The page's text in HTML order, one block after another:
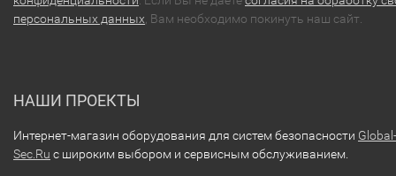
персональных данных , Вам необходимо покинуть наш сайт.
НАШИ ПРОЕКТЫ
Интернет-магазин оборудования для систем безопасности Global-
Sec.Ru с широким выбором и сервисным обслуживанием.